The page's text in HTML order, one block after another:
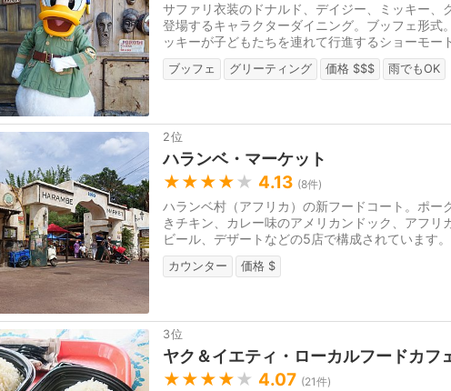
サファリ衣装のドナルド、デイジー、ミッキー、
登場するキャラクターダイニング。ブッフェ形式
ッキーが子どもたちを連れて行進するショーモー
す。
ブッフェ グリーティング 価格 $$$ 雨でもOK
2位
ハランベ・マーケット
★★★★ ★ 4.13 (8件)
ハランベ村（アフリカ）の新フードコート。ポー
きチキン、カレー味のアメリカンドック、アフリ
ビール、デザートなどの5店で構成されています
で座席数は200席以上。2015年5...
カウンター 価格 $
3位
ヤク＆イエティ・ローカルフードカフ
★★★★ ★ 4.07 (21件)